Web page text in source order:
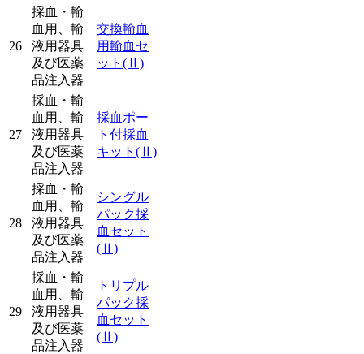
26
採血・輸
血用、輸
液用器具
及び医薬
品注入器
交換輸血
用輸血セ
ット (Ⅱ)
27
採血・輸
血用、輸
液用器具
及び医薬
品注入器
採血ポー
ト付採血
キット (Ⅱ)
28
採血・輸
血用、輸
液用器具
及び医薬
品注入器
シングル
パック採
血セット
(Ⅱ)
29
採血・輸
血用、輸
液用器具
及び医薬
品注入器
トリプル
パック採
血セット
(Ⅱ)